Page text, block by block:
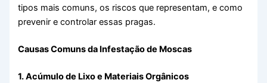
tipos mais comuns, os riscos que representam, e como
prevenir e controlar essas pragas.
Causas Comuns da Infestação de Moscas
1. Acúmulo de Lixo e Materiais Orgânicos